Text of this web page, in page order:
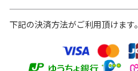
下記の決済方法がご利用頂けます。